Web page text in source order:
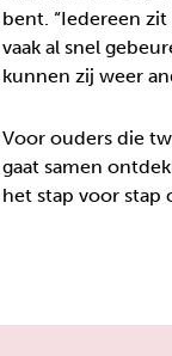
bent. “Iedereen
vaak al snel
kunnen zij weer
Voor ouders die
gaat samen
het stap voor stap